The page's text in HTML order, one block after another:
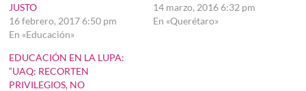
JUSTO
16 febrero, 2017 6:50 pm
En «Educación»
14 marzo, 2016 6:32 pm
En «Querétaro»
EDUCACIÓN EN LA LUPA:
“UAQ: RECORTEN
PRIVILEGIOS, NO